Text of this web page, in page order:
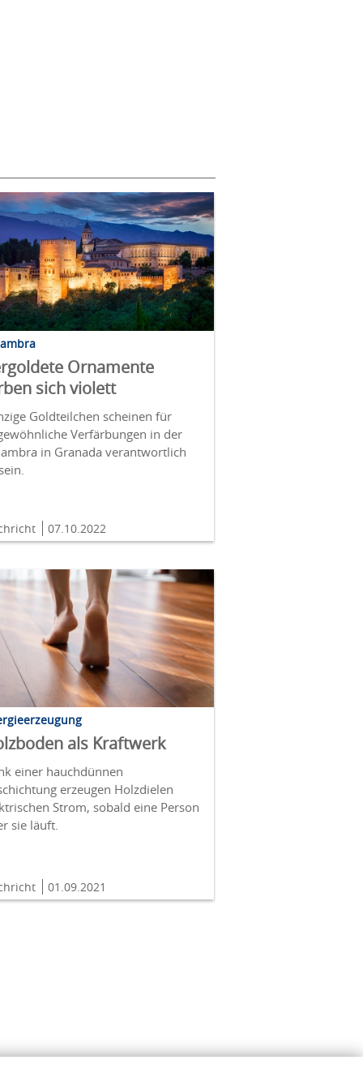
Ornamente
sich violett
Goldteilchen scheinen für
Verfärbungen in der
in Granada verantwortlich
07.10.2022
als Kraftwerk
einer hauchdünnen
erzeugen Holzdielen
Strom, sobald eine Person
sie läuft.
01.09.2021